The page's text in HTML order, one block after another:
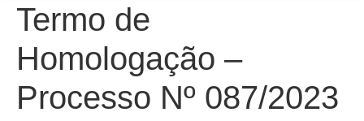
Termo de
Homologação –
Processo Nº 087/2023